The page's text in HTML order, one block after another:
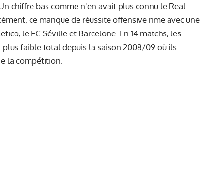
chiffre bas comme n'en avait plus connu le Real
ce manque de réussite offensive rime avec une
le FC Séville et Barcelone. En 14 matchs, les
faible total depuis la saison 2008/09 où ils
la compétition.